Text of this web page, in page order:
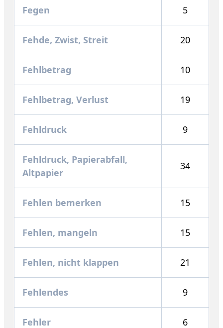
Fegen 5
Fehde, Zwist, Streit 20
Fehlbetrag 10
Fehlbetrag, Verlust 19
Fehldruck 9
Fehldruck, Papierabfall,
Altpapier
34
Fehlen bemerken 15
Fehlen, mangeln 15
Fehlen, nicht klappen 21
Fehlendes 9
Fehler 6